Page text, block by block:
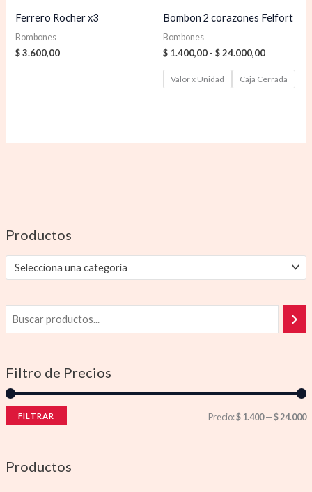
Productos
Selecciona una categoría
Filtro de Precios
FILTRAR Precio:$ 1.400—$ 24.000
Productos
Ferrero Rocher x3
Bombones
$3.600,00
Bombon 2 corazones Felfort
Bombones
$ 1.400,00 - $24.000,00
Valor x Unidad Caja Cerrada